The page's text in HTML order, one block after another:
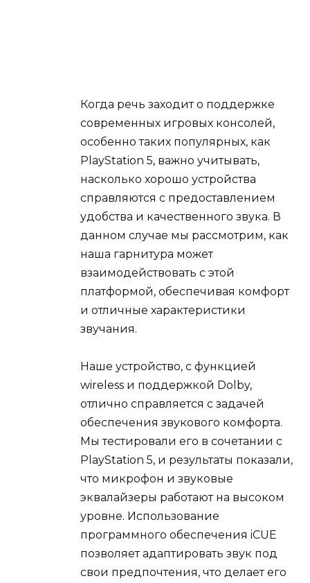
Когда речь заходит о поддержке
современных игровых консолей,
особенно таких популярных, как
PlayStation 5, важно учитывать,
насколько хорошо устройства
справляются с предоставлением
удобства и качественного звука. В
данном случае мы рассмотрим, как
наша гарнитура может
взаимодействовать с этой
платформой, обеспечивая комфорт
и отличные характеристики
звучания.
Наше устройство, с функцией
wireless и поддержкой Dolby,
отлично справляется с задачей
обеспечения звукового комфорта.
Мы тестировали его в сочетании с
PlayStation 5, и результаты показали,
что микрофон и звуковые
эквалайзеры работают на высоком
уровне. Использование
программного обеспечения iCUE
позволяет адаптировать звук под
свои предпочтения, что делает его